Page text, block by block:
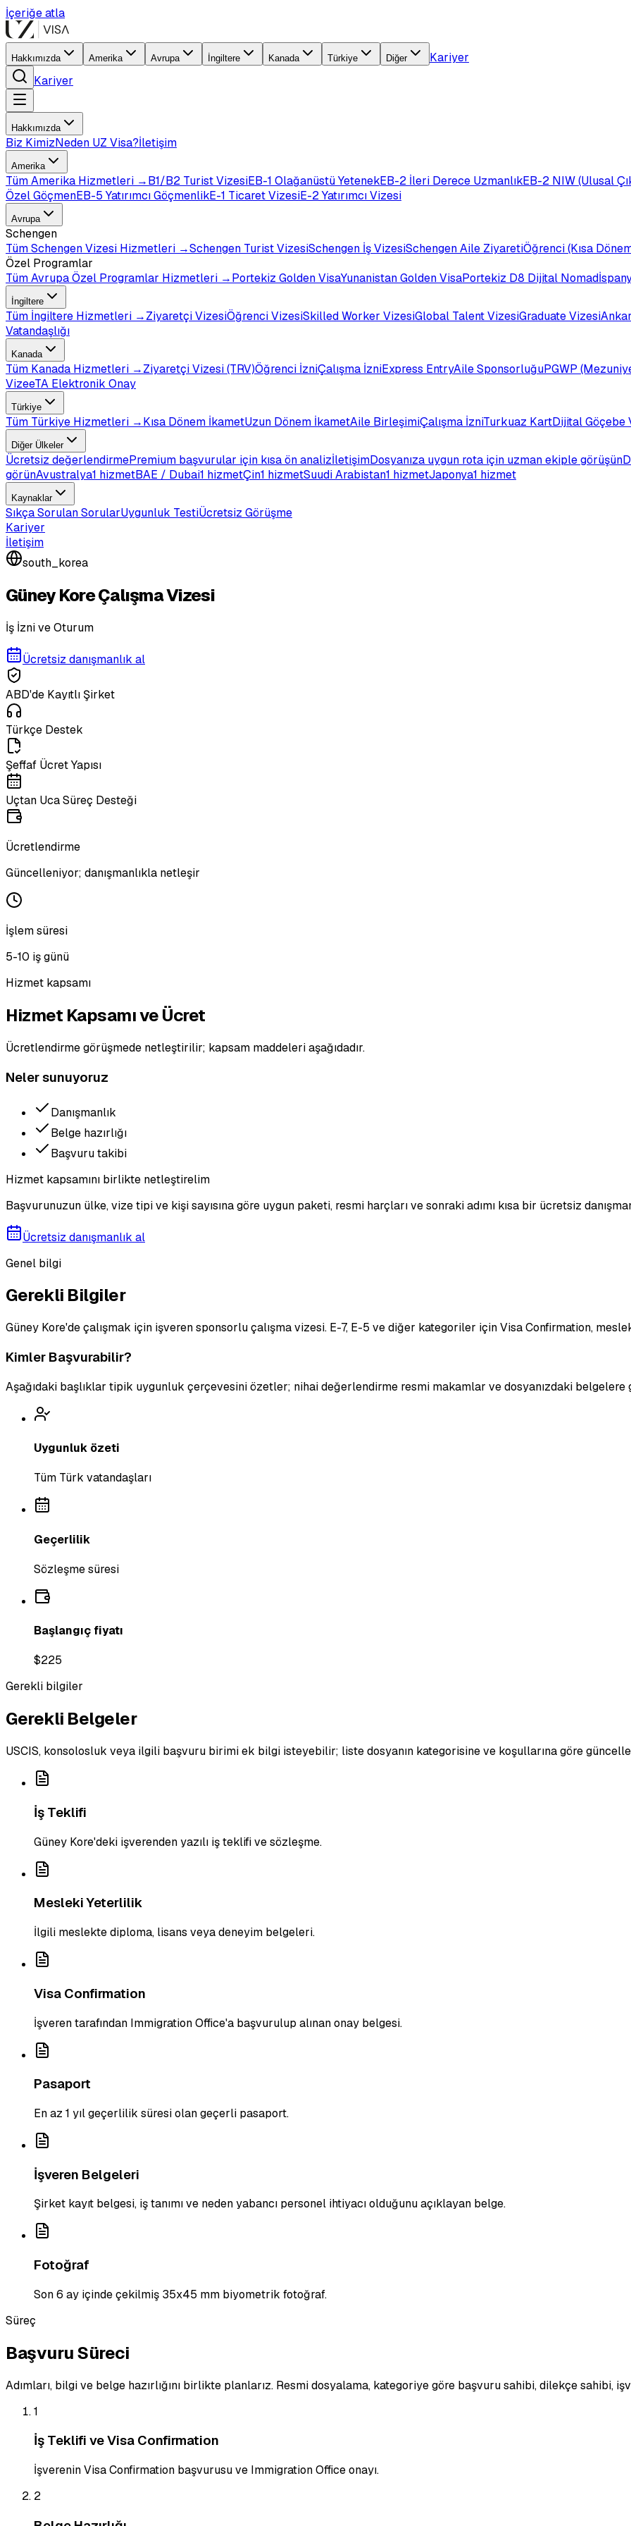
İçeriğe atla
Hakkımızda Amerika Avrupa İngiltere Kanada Türkiye Diğer
Kariyer
Kariyer
Hakkımızda
Biz KimizNeden UZ Visa?İletişim
Amerika
TümAmerika Hizmetleri →B1/B2 Turist VizesiEB-1 Olağanüstü YetenekEB-2 İleri Derece UzmanlıkEB-2 NIW (Ulusal
Özel GöçmenEB-5 Yatırımcı GöçmenlikE-1 Ticaret VizesiE-2 Yatırımcı Vizesi
Avrupa
Schengen
TümSchengen Vizesi Hizmetleri →Schengen Turist VizesiSchengen İş VizesiSchengen Aile ZiyaretiÖğrenci (Kısa
Özel Programlar
TümAvrupa Özel Programlar Hizmetleri →Portekiz Golden VisaYunanistan Golden VisaPortekiz D8 Dijital Nomad
İngiltere
Tüm İngiltere Hizmetleri →Ziyaretçi VizesiÖğrenci VizesiSkilled Worker VizesiGlobal Talent VizesiGraduate Vizesi
Vatandaşlığı
Kanada
Tüm Kanada Hizmetleri →Ziyaretçi Vizesi (TRV)Öğrenci İzniÇalışma İzniExpress EntryAile SponsorluğuPGWP
VizeeTA Elektronik Onay
Türkiye
Tüm Türkiye Hizmetleri →Kısa Dönem İkametUzun Dönem İkametAile BirleşimiÇalışma İzniTurkuaz KartDijital Göçebe
Diğer Ülkeler
Ücretsiz değerlendirmePremium başvurular için kısa ön analizİletişimDosyanıza uygun rota için uzman ekiple görüşün
görünAvustralya1 hizmetBAE / Dubai1 hizmetÇin1 hizmetSuudi Arabistan1 hizmetJaponya1 hizmet
Kaynaklar
Sıkça Sorulan SorularUygunluk TestiÜcretsiz Görüşme
Kariyer
İletişim
south_korea
Güney Kore Çalışma Vizesi
İş İzni ve Oturum
Ücretsiz danışmanlık al
ABD'de Kayıtlı Şirket
Türkçe Destek
Şeffaf Ücret Yapısı
Uçtan Uca Süreç Desteği
Ücretlendirme
Güncelleniyor; danışmanlıkla netleşir
İşlem süresi
5-10 iş günü
Hizmet kapsamı
Hizmet Kapsamı ve Ücret
Ücretlendirme görüşmede netleştirilir; kapsam maddeleri aşağıdadır.
Neler sunuyoruz
Danışmanlık
Belge hazırlığı
Başvuru takibi
Hizmet kapsamını birlikte netleştirelim
Başvurunuzun ülke, vize tipi ve kişi sayısına göre uygun paketi, resmi harçları ve sonraki adımı kısa bir ücretsiz
Ücretsiz danışmanlık al
Genel bilgi
Gerekli Bilgiler
Güney Kore'de çalışmak için işveren sponsorlu çalışma vizesi. E-7, E-5 ve diğer kategoriler için Visa Confirmation,
Kimler Başvurabilir?
Aşağıdaki başlıklar tipik uygunluk çerçevesini özetler; nihai değerlendirme resmi makamlar ve dosyanızdaki belgelere
Uygunluk özeti
Tüm Türk vatandaşları
Geçerlilik
Sözleşme süresi
Başlangıç fiyatı
$225
Gerekli bilgiler
Gerekli Belgeler
USCIS, konsolosluk veya ilgili başvuru birimi ek bilgi isteyebilir; liste dosyanın kategorisine ve koşullarına göre
İş Teklifi
Güney Kore'deki işverenden yazılı iş teklifi ve sözleşme.
Mesleki Yeterlilik
İlgili meslekte diploma, lisans veya deneyim belgeleri.
Visa Confirmation
İşveren tarafından Immigration Office'a başvurulup alınan onay belgesi.
Pasaport
En az 1 yıl geçerlilik süresi olan geçerli pasaport.
İşveren Belgeleri
Şirket kayıt belgesi, iş tanımı ve neden yabancı personel ihtiyacı olduğunu açıklayan belge.
Fotoğraf
Son 6 ay içinde çekilmiş 35x45 mm biyometrik fotoğraf.
Süreç
Başvuru Süreci
Adımları, bilgi ve belge hazırlığını birlikte planlarız. Resmi dosyalama, kategoriye göre başvuru sahibi, dilekçe sahibi,
1
İş Teklifi ve Visa Confirmation
İşverenin Visa Confirmation başvurusu ve Immigration Office onayı.
2